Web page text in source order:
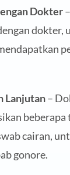
Dokter
dokter,
Lanjutan–
cairan,
gonore.